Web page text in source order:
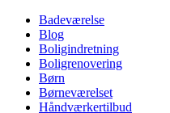
Badeværelse
Blog
Boligindretning
Boligrenovering
Børn
Børneværelset
Håndværkertilbud